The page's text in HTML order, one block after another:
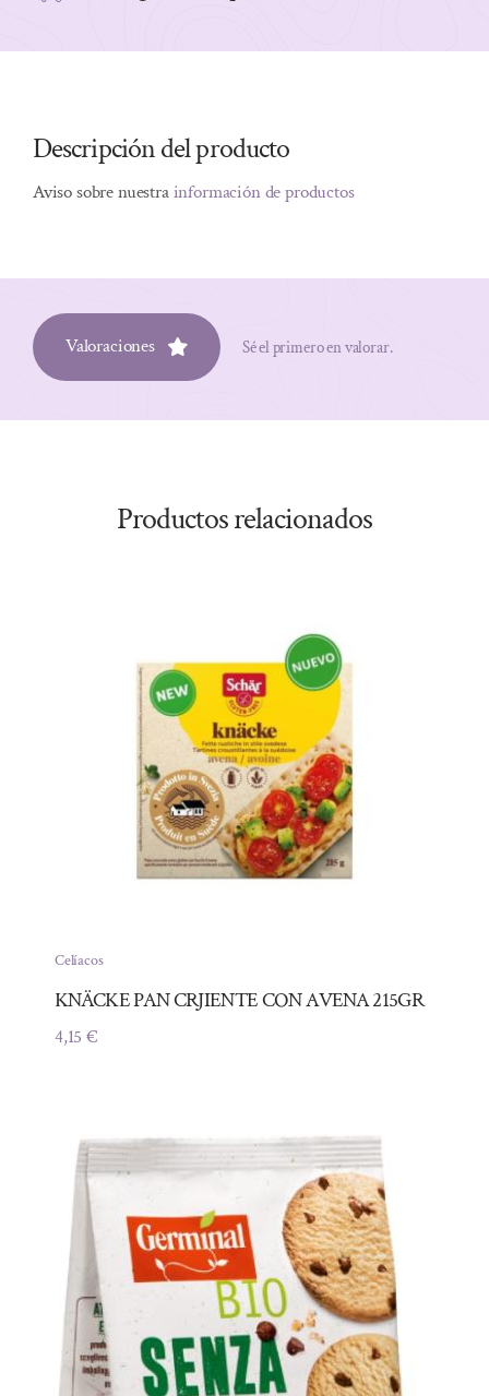
Descripción del producto
Aviso sobre nuestrainformación de productos
Valoraciones Sé el primero en valorar.
Productos relacionados
Celíacos
KNÄCKE PAN CRJIENTE CON AVENA 215GR
4,15€